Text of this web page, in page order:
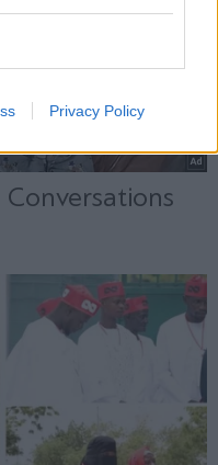
Privacy Policy